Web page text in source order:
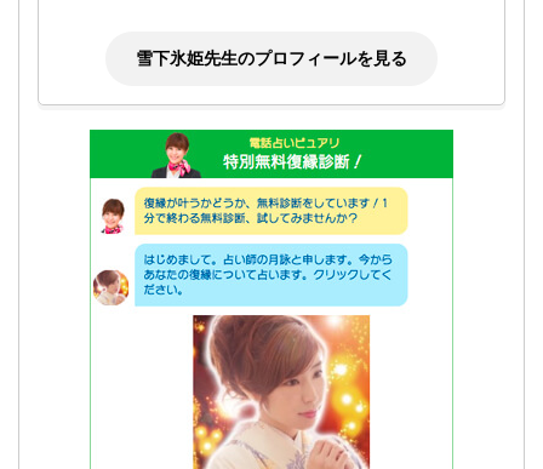
雪下氷姫先生のプロフィールを見る